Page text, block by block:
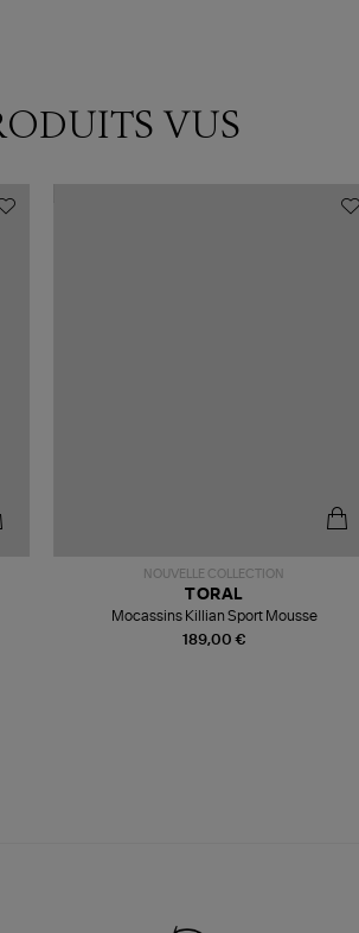
VUS
NOUVELLE COLLECTION
189,00 €
TORAL
Mocassins Killian Sport Mousse